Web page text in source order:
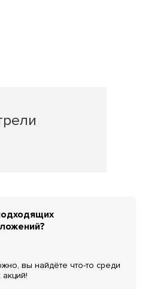
вы найдёте что-то среди